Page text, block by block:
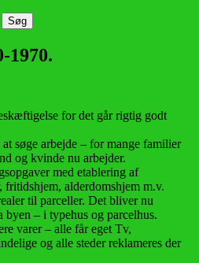
1970.
for det går rigtig godt
søge arbejde – for mange familier
og kvinde nu arbejder.
med etablering af
fritidshjem, alderdomshjem m.v.
til parceller. Det bliver nu
– i typehus og parcelhus.
varer – alle får eget Tv,
og alle steder reklameres der